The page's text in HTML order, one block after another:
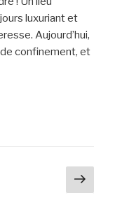
luxuriant et
Aujourd’hui,
de confinement, et